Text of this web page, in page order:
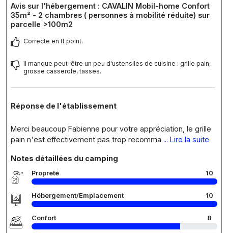
Avis sur l'hébergement : CAVALIN Mobil-home Confort
35m² - 2 chambres ( personnes à mobilité réduite) sur
parcelle >100m2
Correcte en tt point.
Il manque peut-être un peu d'ustensiles de cuisine : grille pain,
grosse casserole, tasses.
Réponse de l'établissement
Merci beaucoup Fabienne pour votre appréciation, le grille
pain n'est effectivement pas trop recomma ... Lire la suite
Notes détaillées du camping
Propreté 10
Hébergement/Emplacement 10
Confort 8